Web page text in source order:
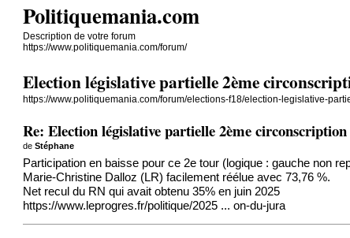
Politiquemania.com
Description de votre forum
https://www.politiquemania.com/forum/
Election législative partielle 2ème
https://www.politiquemania.com/forum/elections-f18/election-legislative-
Re: Election législative partielle 2ème
deStéphane
Participation en baisse pour ce 2e tour (logique : gauche non
Marie-Christine Dalloz (LR) facilement réélue avec 73,76 %.
Net recul du RN qui avait obtenu 35% en juin 2025
https://www.leprogres.fr/politique/2025 ... on-du-jura